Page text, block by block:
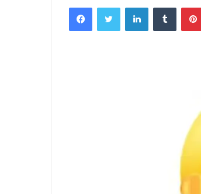
FacebookTwitter LinkedInTumblr